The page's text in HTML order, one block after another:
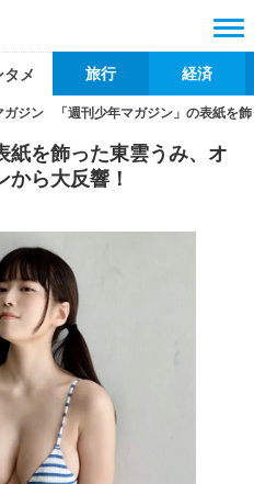
タメ 旅行 経済
ガジン 「週刊少年マガジン」の表紙を
紙を飾った東雲うみ、オ
から大反響！